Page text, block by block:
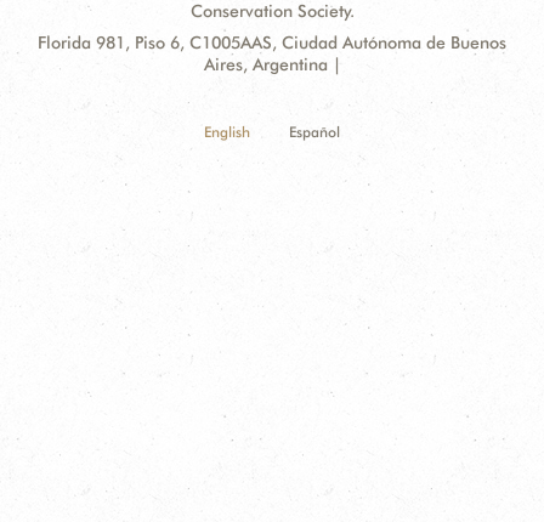
Conservation Society.
Contact
Address:
Florida 981, Piso 6, C1005AAS, Ciudad Autónoma de Buenos
Aires, Argentina |
English Español